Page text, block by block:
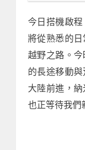
今日搭機啟
將從熟悉的
越野之路。
的長途移動
大陸前進，
也正等待我們